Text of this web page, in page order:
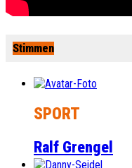
Stimmen
SPORT
Ralf Grengel